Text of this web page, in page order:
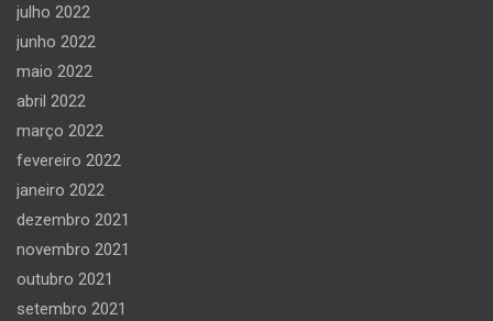
julho 2022
junho 2022
maio 2022
abril 2022
março 2022
fevereiro 2022
janeiro 2022
dezembro 2021
novembro 2021
outubro 2021
setembro 2021